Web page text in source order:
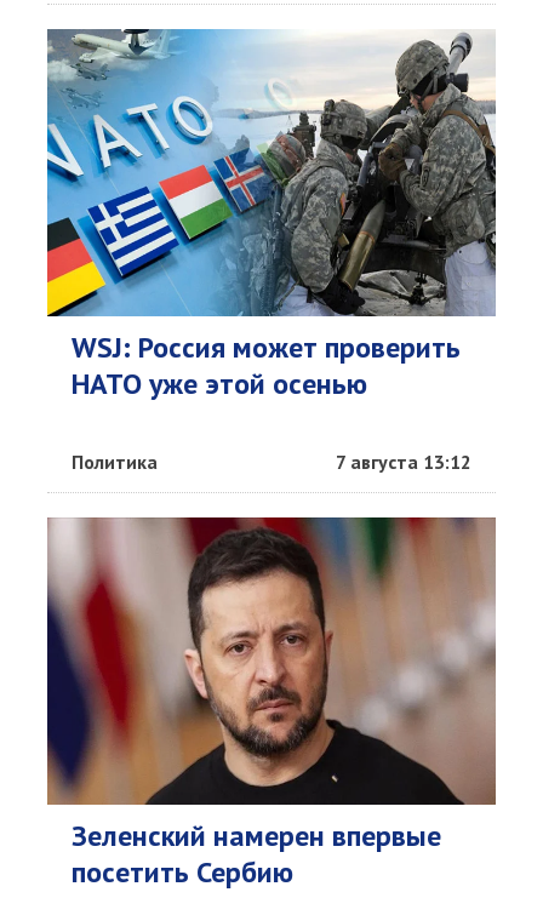
WSJ: Россия может проверить
НАТО уже этой осенью
Политика 7 августа 13:12
Зеленский намерен впервые
посетить Сербию